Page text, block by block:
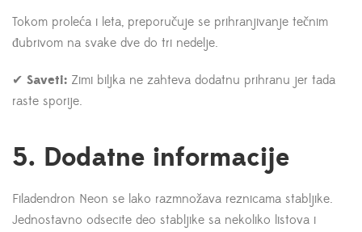
Tokom proleća i leta, preporučuje se prihranjivanje tečnim
đubrivom na svake dve do tri nedelje.
✔ Saveti: Zimi biljka ne zahteva dodatnu prihranu jer tada
raste sporije.
5. Dodatne informacije
Filadendron Neon se lako razmnožava reznicama stabljike.
Jednostavno odsecite deo stabljike sa nekoliko listova i